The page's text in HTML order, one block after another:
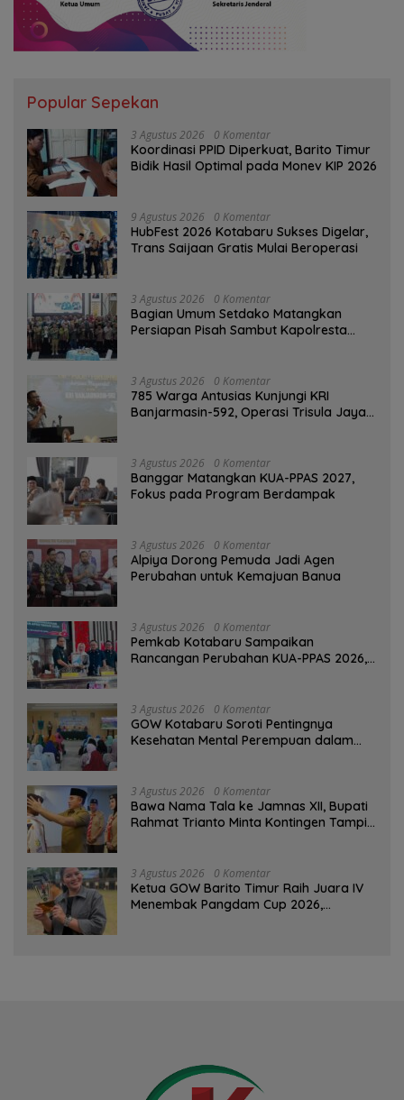
Popular Sepekan
3 Agustus 2026 0 Komentar
Koordinasi PPID Diperkuat, Barito Timur
Bidik Hasil Optimal pada Monev KIP 2026
9 Agustus 2026 0 Komentar
HubFest 2026 Kotabaru Sukses Digelar,
Trans Saijaan Gratis Mulai Beroperasi
3 Agustus 2026 0 Komentar
Bagian Umum Setdako Matangkan
Persiapan Pisah Sambut Kapolresta
3 Agustus 2026 0 Komentar
785 Warga Antusias Kunjungi KRI
Banjarmasin-592, Operasi Trisula Jaya
3 Agustus 2026 0 Komentar
‎Banggar Matangkan KUA-PPAS 2027,
Fokus pada Program Berdampak
3 Agustus 2026 0 Komentar
‎Alpiya Dorong Pemuda Jadi Agen
Perubahan untuk Kemajuan Banua ‎
3 Agustus 2026 0 Komentar
Pemkab Kotabaru Sampaikan
Rancangan Perubahan KUA-PPAS 2026,
3 Agustus 2026 0 Komentar
GOW Kotabaru Soroti Pentingnya
Kesehatan Mental Perempuan dalam
3 Agustus 2026 0 Komentar
Bawa Nama Tala ke Jamnas XII, Bupati
Rahmat Trianto Minta Kontingen Tampil
3 Agustus 2026 0 Komentar
Ketua GOW Barito Timur Raih Juara IV
Menembak Pangdam Cup 2026,